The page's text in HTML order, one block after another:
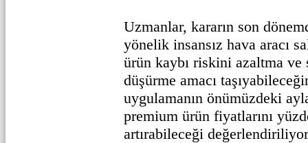
Uzmanlar, kararın son
yönelik insansız hava aracı
ürün kaybı riskini azaltma
düşürme amacı
uygulamanın önümüzdeki
premium ürün fiyatlarını
artırabileceği